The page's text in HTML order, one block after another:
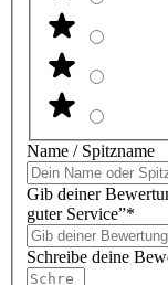
Name / Spitzname
Gib deiner
guter Service”*
Schreibe deine